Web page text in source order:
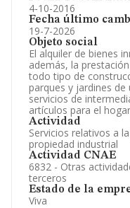
4-10-2016
Fecha último
19-7-2026
Objeto social
El alquiler de bienes
además, la
todo tipo de
parques y jardines
servicios de
artículos para el
Actividad
Servicios relativos a
propiedad industrial
Actividad CNAE
6832 - Otras
terceros
Estado de la
Viva